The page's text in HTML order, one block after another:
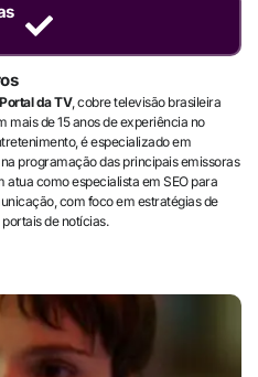
Portal da TV, cobre televisão brasileira
mais de 15 anos de experiência no
é especializado em
programação das principais emissoras
atua como especialista em SEO para
com foco em estratégias de
de notícias.